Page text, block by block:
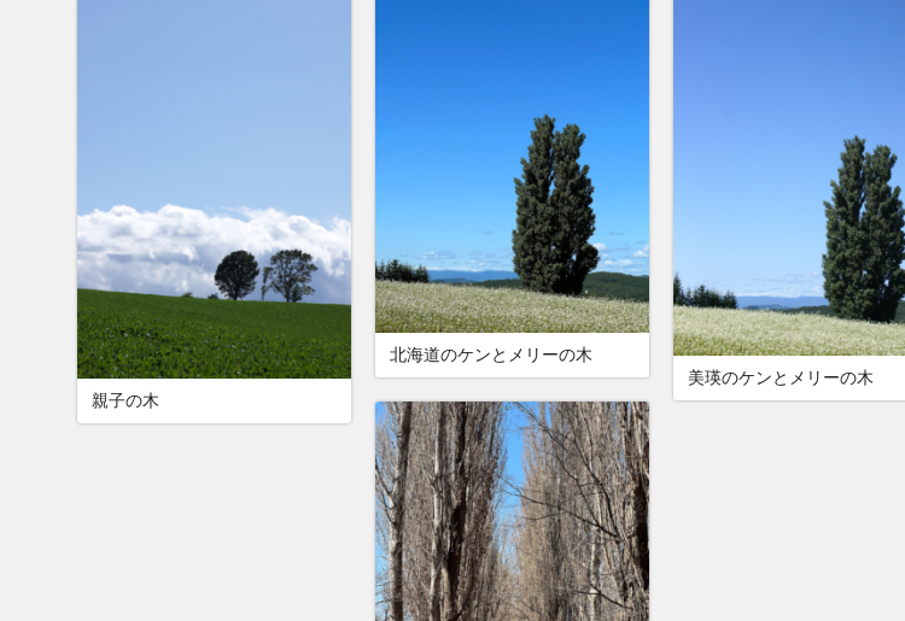
美瑛のケンとメリーの木
親子の木
北海道のケンとメリーの木